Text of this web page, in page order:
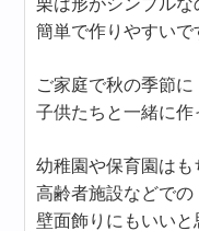
簡単で作りやすいで
ご家庭で秋の季節に
子供たちと一緒に作
幼稚園や保育園はも
高齢者施設などでの
壁面飾りにもいいと